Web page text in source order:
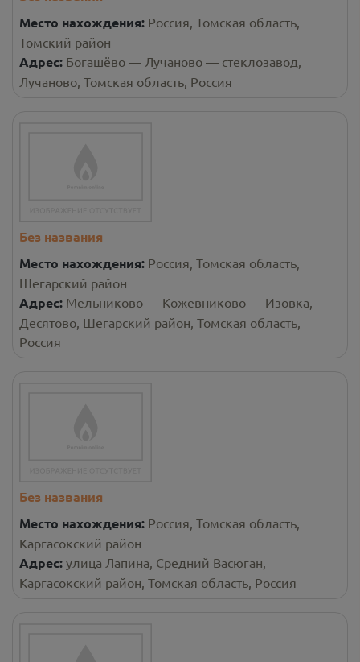
Место нахождения: Россия, Томская область,
Томский район
Адрес: Богашёво — Лучаново — стеклозавод,
Лучаново, Томская область, Россия
Без названия
Место нахождения: Россия, Томская область,
Шегарский район
Адрес: Мельниково — Кожевниково — Изовка,
Десятово, Шегарский район, Томская область,
Россия
Без названия
Место нахождения: Россия, Томская область,
Каргасокский район
Адрес: улица Лапина, Средний Васюган,
Каргасокский район, Томская область, Россия